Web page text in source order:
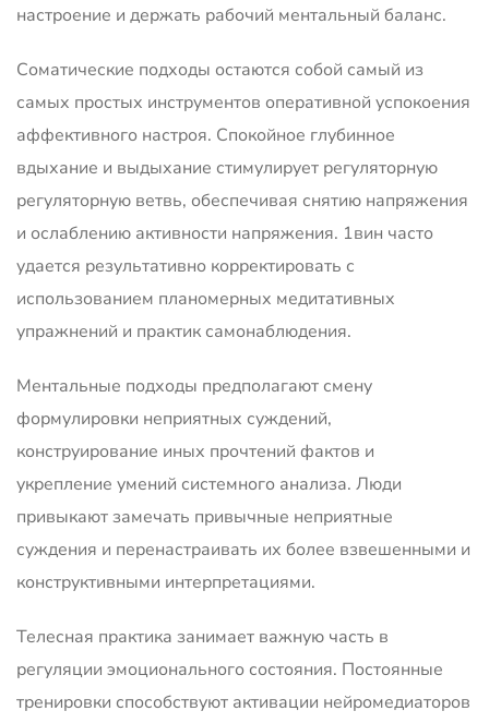
настроение и держать рабочий ментальный баланс.
Соматические подходы остаются собой самый из
самых простых инструментов оперативной успокоения
аффективного настроя. Спокойное глубинное
вдыхание и выдыхание стимулирует регуляторную
регуляторную ветвь, обеспечивая снятию напряжения
и ослаблению активности напряжения. 1вин часто
удается результативно корректировать с
использованием планомерных медитативных
упражнений и практик самонаблюдения.
Ментальные подходы предполагают смену
формулировки неприятных суждений,
конструирование иных прочтений фактов и
укрепление умений системного анализа. Люди
привыкают замечать привычные неприятные
суждения и перенастраивать их более взвешенными и
конструктивными интерпретациями.
Телесная практика занимает важную часть в
регуляции эмоционального состояния. Постоянные
тренировки способствуют активации нейромедиаторов